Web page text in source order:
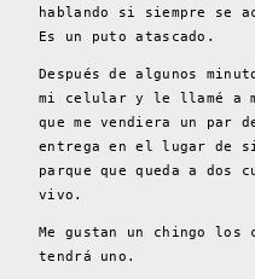
hablando si siempre se
Es un puto atascado.
Después de algunos
mi celular y le llamé a
que me vendiera un par
entrega en el lugar de
parque que queda a dos
vivo.
Me gustan un chingo los
tendrá uno.